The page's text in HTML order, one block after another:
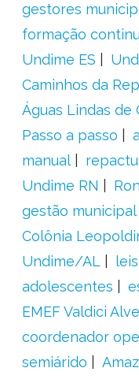
gestores
formação
Undime ES
Caminhos da
Águas Lindas de
Passo a passo
manual
Undime RN
gestão municipal
Colônia
Undime/AL
adolescentes
EMEF Valdici
coordenador
semiárido